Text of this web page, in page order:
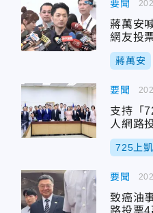
要聞
蔣萬安
網友投
蔣萬安
要聞
支持「
人網路
725上
要聞
致癌油
路投票4